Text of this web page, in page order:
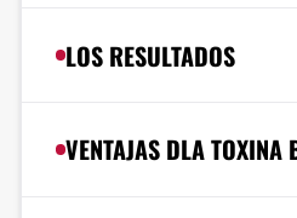
LOS RESULTADOS
VENTAJAS DLA TOXINA